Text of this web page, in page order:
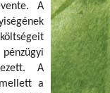
A
A
a